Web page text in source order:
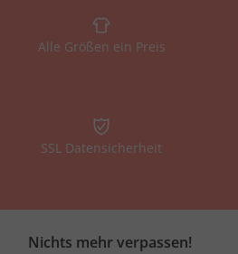
Alle Größen ein Preis
SSL Datensicherheit
Nichts mehr verpassen!